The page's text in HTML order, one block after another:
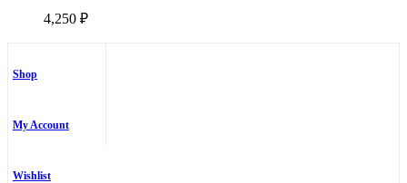
можно
4,250 ₽
Shop
My Account
Wishlist